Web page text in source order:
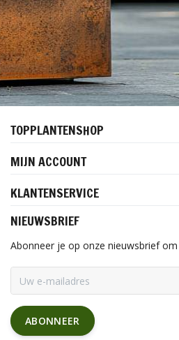
TOPPLANTENSHOP
MIJN ACCOUNT
KLANTENSERVICE
NIEUWSBRIEF
Abonneer je op onze nieuwsbrief
ABONNEER